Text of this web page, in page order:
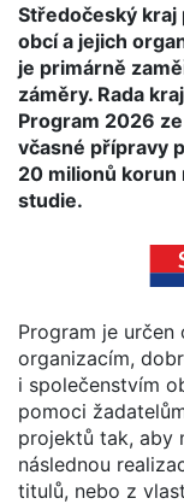
Středočeský kraj
obcí a jejich
je primárně
záměry. Rada
Program 2026
včasné přípravy
20 milionů korun
studie.
Program je
organizacím,
i společenstvím
pomoci
projektů tak, aby
následnou
titulů, nebo z